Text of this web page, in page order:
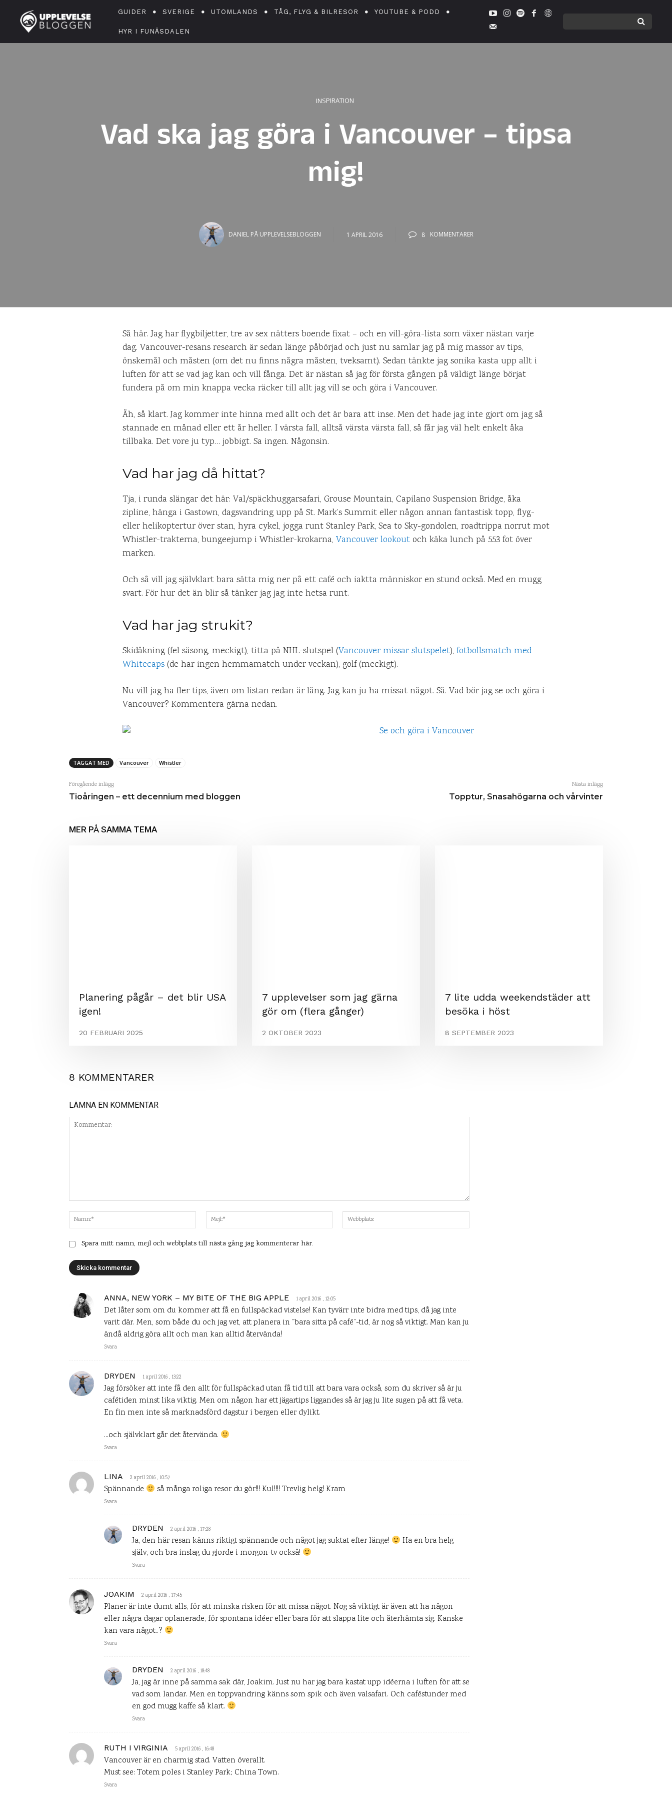
GUIDER SVERIGE UTOMLANDS TÅG, FLYG & BILRESOR YOUTUBE & PODD
HYR I FUNÄSDALEN
INSPIRATION
Vad ska jag göra i Vancouver – tipsa
mig!
DANIEL PÅ UPPLEVELSEBLOGGEN 1 APRIL 2016 8 KOMMENTARER
Så här. Jag har flygbiljetter, tre av sex nätters boende fixat – och en vill-göra-lista som växer nästan varje
dag. Vancouver-resans research är sedan länge påbörjad och just nu samlar jag på mig massor av tips,
önskemål och måsten (om det nu finns några måsten, tveksamt). Sedan tänkte jag sonika kasta upp allt i
luften för att se vad jag kan och vill fånga. Det är nästan så jag för första gången på väldigt länge börjat
fundera på om min knappa vecka räcker till allt jag vill se och göra i Vancouver.
Äh, så klart. Jag kommer inte hinna med allt och det är bara att inse. Men det hade jag inte gjort om jag så
stannade en månad eller ett år heller. I värsta fall, alltså värsta värsta fall, så får jag väl helt enkelt åka
tillbaka. Det vore ju typ… jobbigt. Sa ingen. Någonsin.
Vad har jag då hittat?
Tja, i runda slängar det här: Val/späckhuggarsafari, Grouse Mountain, Capilano Suspension Bridge, åka
zipline, hänga i Gastown, dagsvandring upp på St. Mark’s Summit eller någon annan fantastisk topp, flyg-
eller helikoptertur över stan, hyra cykel, jogga runt Stanley Park, Sea to Sky-gondolen, roadtrippa norrut mot
Whistler-trakterna, bungeejump i Whistler-krokarna, Vancouver lookoutoch käka lunch på 553 fot över
marken.
Och så vill jag självklart bara sätta mig ner på ett café och iaktta människor en stund också. Med en mugg
svart. För hur det än blir så tänker jag jag inte hetsa runt.
Vad har jag strukit?
Skidåkning (fel säsong, meckigt), titta på NHL-slutspel (Vancouver missar slutspelet), fotbollsmatch med
Whitecaps(de har ingen hemmamatch under veckan), golf (meckigt).
Nu vill jag ha fler tips, även om listan redan är lång. Jag kan ju ha missat något. Så. Vad bör jag se och göra i
Vancouver? Kommentera gärna nedan.
TAGGAT MED Vancouver Whistler
Föregående inlägg
Tioåringen – ett decennium med bloggen
Nästa inlägg
Topptur, Snasahögarna och vårvinter
MER PÅ SAMMA TEMA
Planering pågår – det blir USA
igen!
20 FEBRUARI 2025
7 upplevelser som jag gärna
gör om (flera gånger)
2 OKTOBER 2023
7 lite udda weekendstäder att
besöka i höst
8 SEPTEMBER 2023
8 KOMMENTARER
ANNA, NEW YORK – MY BITE OF THE BIG APPLE 1 april 2016 , 12:05
Det låter som om du kommer att få en fullspäckad vistelse! Kan tyvärr inte bidra med tips, då jag inte
varit där. Men, som både du och jag vet, att planera in ”bara sitta på café”-tid, är nog så viktigt. Man kan ju
ändå aldrig göra allt och man kan alltid återvända!
Svara
DRYDEN 1 april 2016 , 13:22
Jag försöker att inte få den allt för fullspäckad utan få tid till att bara vara också, som du skriver så är ju
cafétiden minst lika viktig. Men om någon har ett jägartips liggandes så är jag ju lite sugen på att få veta.
En fin men inte så marknadsförd dagstur i bergen eller dylikt.
…och självklart går det återvända.
Svara
LINA 2 april 2016 , 10:57
Spännande så många roliga resor du gör!!! Kul!!!! Trevlig helg! Kram
Svara
DRYDEN 2 april 2016 , 17:28
Ja, den här resan känns riktigt spännande och något jag suktat efter länge!
Ha en bra helg
själv, och bra inslag du gjorde i morgon-tv också!
Svara
JOAKIM 2 april 2016 , 17:45
Planer är inte dumt alls, för att minska risken för att missa något. Nog så viktigt är även att ha någon
eller några dagar oplanerade, för spontana idéer eller bara för att slappa lite och återhämta sig. Kanske
kan vara något..?
Svara
DRYDEN 2 april 2016 , 18:48
Ja, jag är inne på samma sak där, Joakim. Just nu har jag bara kastat upp idéerna i luften för att se
vad som landar. Men en toppvandring känns som spik och även valsafari. Och caféstunder med
en god mugg kaffe så klart.
Svara
RUTH I VIRGINIA 5 april 2016 , 16:48
Vancouver är en charmig stad. Vatten överallt.
Must see: Totem poles i Stanley Park; China Town.
Svara
LÄMNA EN KOMMENTAR
Namn:*
Mejl:*
Spara mitt namn, mejl och webbplats till nästa gång jag kommenterar här.